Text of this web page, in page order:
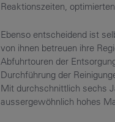
Reaktionszeiten,
Ebenso entscheidend ist
von ihnen betreuen ihre
Abfuhrtouren der
Durchführung der
Mit durchschnittlich sechs
aussergewöhnlich hohes